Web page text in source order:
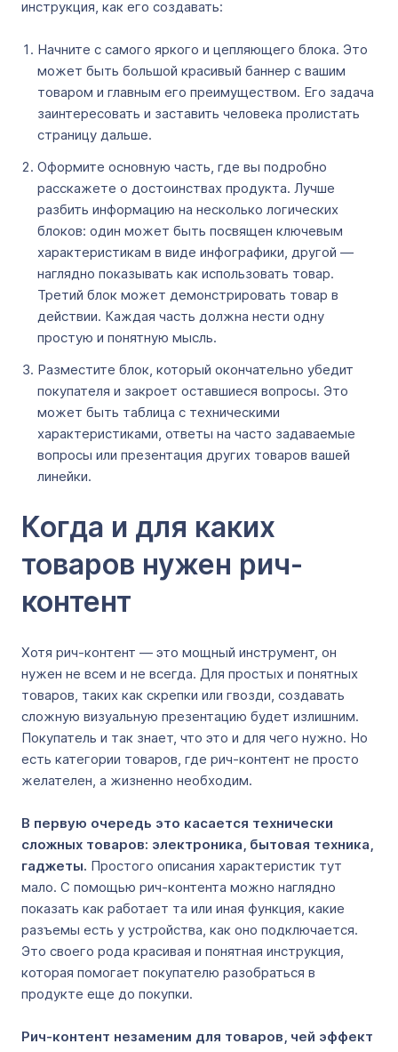
инструкция, как его создавать:
Начните с самого яркого и цепляющего блока. Это
может быть большой красивый баннер с вашим
товаром и главным его преимуществом. Его задача
заинтересовать и заставить человека пролистать
страницу дальше.
Оформите основную часть, где вы подробно
расскажете о достоинствах продукта. Лучше
разбить информацию на несколько логических
блоков: один может быть посвящен ключевым
характеристикам в виде инфографики, другой ―
наглядно показывать как использовать товар.
Третий блок может демонстрировать товар в
действии. Каждая часть должна нести одну
простую и понятную мысль.
Разместите блок, который окончательно убедит
покупателя и закроет оставшиеся вопросы. Это
может быть таблица с техническими
характеристиками, ответы на часто задаваемые
вопросы или презентация других товаров вашей
линейки.
Когда и для каких
товаров нужен рич-
контент
Хотя рич-контент ― это мощный инструмент, он
нужен не всем и не всегда. Для простых и понятных
товаров, таких как скрепки или гвозди, создавать
сложную визуальную презентацию будет излишним.
Покупатель и так знает, что это и для чего нужно. Но
есть категории товаров, где рич-контент не просто
желателен, а жизненно необходим.
В первую очередь это касается технически
сложных товаров: электроника, бытовая техника,
гаджеты. Простого описания характеристик тут
мало. С помощью рич-контента можно наглядно
показать как работает та или иная функция, какие
разъемы есть у устройства, как оно подключается.
Это своего рода красивая и понятная инструкция,
которая помогает покупателю разобраться в
продукте еще до покупки.
Рич-контент незаменим для товаров, чей эффект